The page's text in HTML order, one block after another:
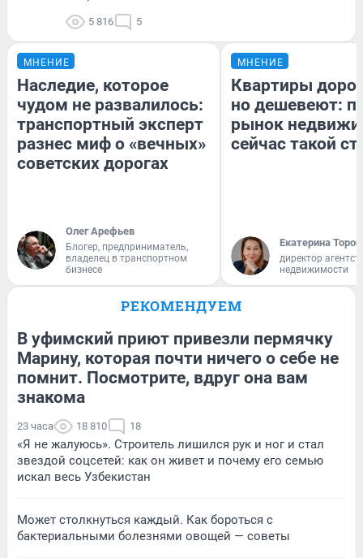
5 816 5
МНЕНИЕ
Наследие, которое
чудом не развалилось:
транспортный эксперт
разнес миф о «вечных»
советских дорогах
Олег Арефьев
Блогер, предприниматель,
владелец в транспортном
бизнесе
МНЕНИЕ
Квартиры
но дешевеют:
рынок
сейчас такой
Екатерина
директор
недвижимости
РЕКОМЕНДУЕМ
В уфимский приют привезли пермячку
Марину, которая почти ничего о себе не
помнит. Посмотрите, вдруг она вам
знакома
23 часа 18 810 18
«Я не жалуюсь». Строитель лишился рук и ног и стал
звездой соцсетей: как он живет и почему его семью
искал весь Узбекистан
Может столкнуться каждый. Как бороться с
бактериальными болезнями овощей — советы